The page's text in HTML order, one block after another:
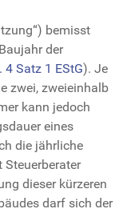
bemisst
der
4 Satz 1 EStG). Je
zwei, zweieinhalb
kann jedoch
eines
die jährliche
Steuerberater
dieser kürzeren
darf sich der